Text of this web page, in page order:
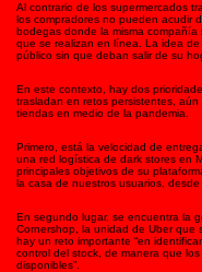
Al contrario de los supermercados
los compradores no pueden acudir
bodegas donde la misma
que se realizan en línea. La idea
público sin que deban salir de su
En este contexto, hay dos
trasladan en retos persistentes,
tiendas en medio de la pandemia.
Primero, está la velocidad de
una red logística de dark stores en
principales objetivos de su
la casa de nuestros usuarios,
En segundo lugar, se encuentra la
Cornershop, la unidad de Uber que
hay un reto importante “en
control del stock, de manera que
disponibles”.